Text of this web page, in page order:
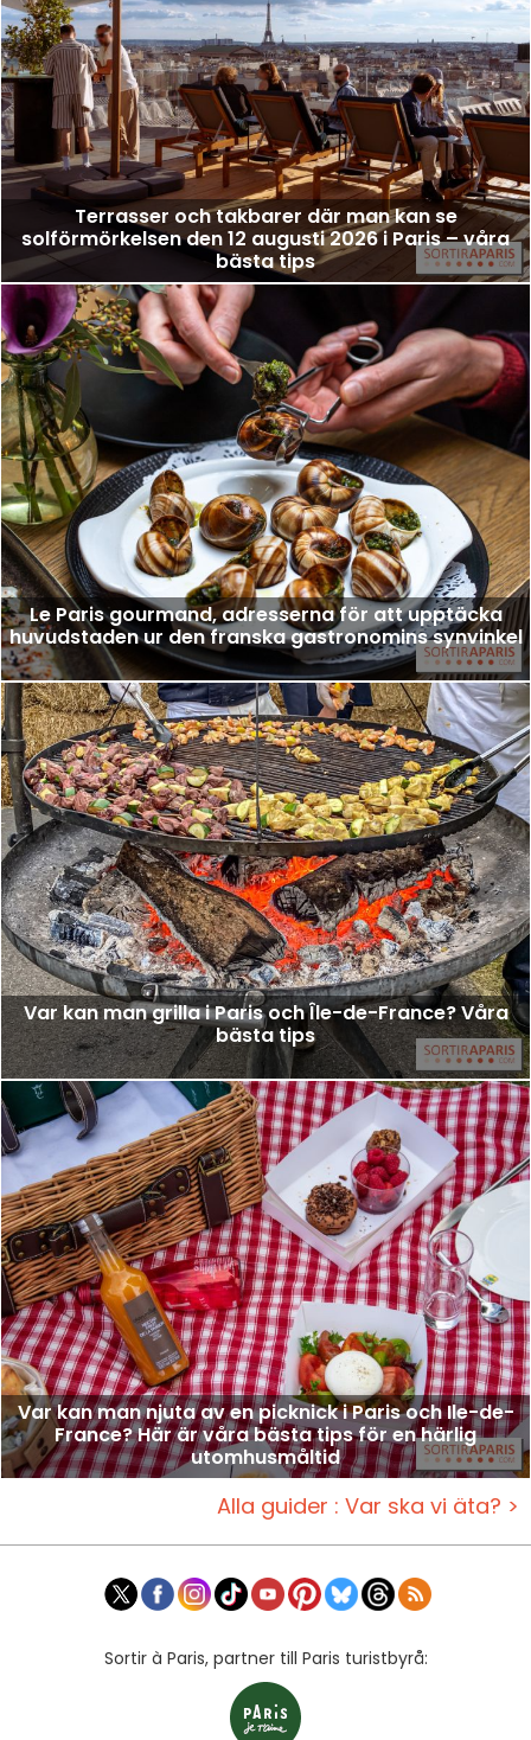
Terrasser och takbarer där man kan se
solförmörkelsen den 12 augusti 2026 i Paris – våra
bästa tips
Le Paris gourmand, adresserna för att upptäcka
huvudstaden ur den franska gastronomins synvinkel
Var kan man grilla i Paris och Île-de-France? Våra
bästa tips
Var kan man njuta av en picknick i Paris och Ile-de-
France? Här är våra bästa tips för en härlig
utomhusmåltid
Alla guider : Var ska vi äta? >
Sortir à Paris, partner till Paris turistbyrå: